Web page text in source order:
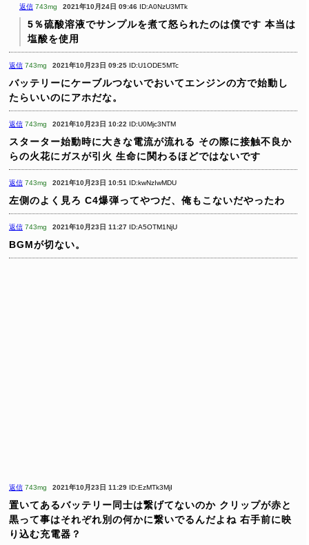
返信 743mg 2021年10月24日 09:46 ID:A0NzU3MTk
5％硫酸溶液でサンプルを煮て怒られたのは僕です 本当は
塩酸を使用
返信 743mg 2021年10月23日 09:25 ID:U1ODE5MTc
バッテリーにケーブルつないでおいてエンジンの方で始動し
たらいいのにアホだな。
返信 743mg 2021年10月23日 10:22 ID:U0Mjc3NTM
スターター始動時に大きな電流が流れる その際に接触不良か
らの火花にガスが引火 生命に関わるほどではないです
返信 743mg 2021年10月23日 10:51 ID:kwNzIwMDU
左側のよく見ろ C4爆弾ってやつだ、俺もこないだやったわ
返信 743mg 2021年10月23日 11:27 ID:A5OTM1NjU
BGMが切ない。
返信 743mg 2021年10月23日 11:29 ID:EzMTk3MjI
置いてあるバッテリー同士は繋げてないのか クリップが赤と
黒って事はそれぞれ別の何かに繋いでるんだよね 右手前に映
り込む充電器？